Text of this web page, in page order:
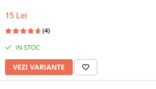
15 Lei
(4)
IN STOC
VEZI VARIANTE